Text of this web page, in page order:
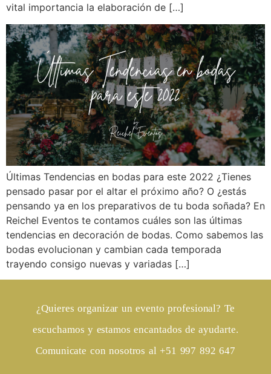
vital importancia la elaboración de […]
Últimas Tendencias en bodas para este 2022 ¿Tienes
pensado pasar por el altar el próximo año? O ¿estás
pensando ya en los preparativos de tu boda soñada? En
Reichel Eventos te contamos cuáles son las últimas
tendencias en decoración de bodas. Como sabemos las
bodas evolucionan y cambian cada temporada
trayendo consigo nuevas y variadas […]
¿Quieres organizar un evento profesional? Te
escuchamos y estamos encantados de ayudarte.
Comunicate con nosotros al +51 997 892 647